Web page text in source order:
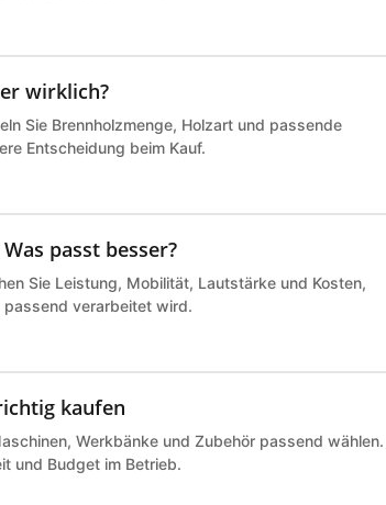
wirklich?
Sie Brennholzmenge, Holzart und passende
Entscheidung beim Kauf.
passt besser?
Sie Leistung, Mobilität, Lautstärke und Kosten,
verarbeitet wird.
kaufen
Werkbänke und Zubehör passend wählen.
und Budget im Betrieb.